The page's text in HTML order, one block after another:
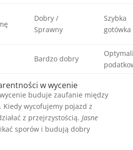
Dobry /
Sprawny
Szybka
gotówka
Bardzo dobry
w wycenie
buduje zaufanie między
wycofujemy pojazd z
z przejrzystością. Jasne
sporów i budują dobry